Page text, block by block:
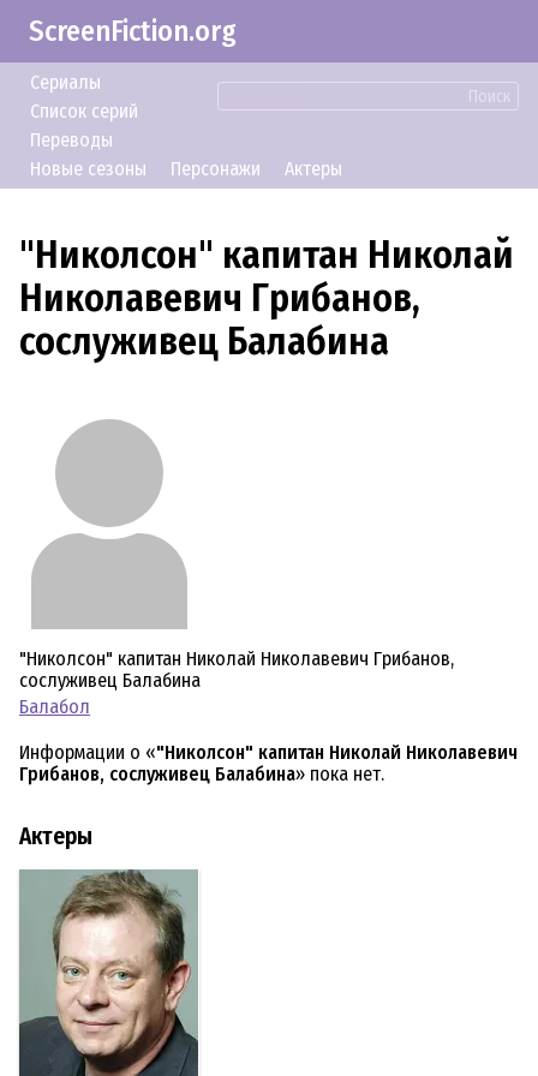
ScreenFiction.org
Поиск
Сериалы
Список серий
Переводы
Новые сезоны
Персонажи Актеры
"Николсон" капитан Николай
Николавевич Грибанов,
сослуживец Балабина
"Николсон" капитан Николай Николавевич Грибанов,
сослуживец Балабина
Балабол
Информации о «"Николсон" капитан Николай Николавевич
Грибанов, сослуживец Балабина» пока нет.
Актеры